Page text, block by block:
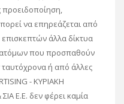
προειδοποίηση,
να επηρεάζεται από
άλλα δίκτυα
ατόμων που προσπαθούν
ή από άλλες
- ΚΥΡΙΑΚΗ
Ε.Ε. δεν φέρει καμία